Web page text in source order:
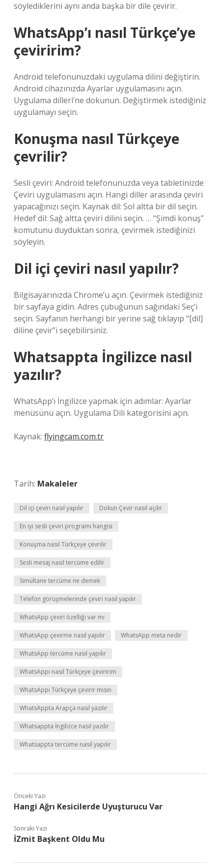
söylediklerini aynı anda başka bir dile çevirir.
WhatsApp’ı nasıl Türkçe’ye
çeviririm?
Android telefonunuzdaki uygulama dilini değiştirin.
Android cihazınızda Ayarlar uygulamasını açın.
Uygulama dilleri’ne dokunun. Değiştirmek istediğiniz
uygulamayı seçin.
Konuşma nasıl Türkçeye
çevrilir?
Sesli çeviri: Android telefonunuzda veya tabletinizde
Çeviri uygulamasını açın. Hangi diller arasında çeviri
yapacağınızı seçin. Kaynak dil: Sol altta bir dil seçin.
Hedef dil: Sağ altta çeviri dilini seçin. … “Şimdi konuş”
komutunu duyduktan sonra, çevirmek istediğinizi
söyleyin.
Dil içi çeviri nasıl yapılır?
Bilgisayarınızda Chrome’u açın. Çevirmek istediğiniz
bir sayfaya gidin. Adres çubuğunun sağındaki Seç’i
seçin. Sayfanın herhangi bir yerine sağ tıklayıp “[dil]
diline çevir”i seçebilirsiniz.
Whatsappta İngilizce nasıl
yazılır?
WhatsApp’ı İngilizce yapmak için adımlar: Ayarlar
menüsünü açın. Uygulama Dili kategorisini açın.
Kaynak: flyingcam.com.tr
Tarih: Makaleler
Dil içi çeviri nasıl yapılır Dokun Çevir nasıl açılır
En iyi sesli çeviri programı hangisi
Konuşma nasıl Türkçeye çevrilir
Sesli mesaj nasıl tercüme edilir
Simültane tercüme ne demek
Telefon görüşmelerinde çeviri nasıl yapılır
WhatsApp çeviri özelliği var mı
WhatsApp çevirme nasıl yapılır WhatsApp meta nedir
WhatsApp tercüme nasıl yapılır
WhatsAppı nasıl Türkçeye çeviririm
WhatsAppı Türkçeye çevirir misin
WhatsAppta Arapça nasıl yazılır
Whatsappta İngilizce nasıl yazılır
Whatsappta tercüme nasıl yapılır
Önceki Yazı
Hangi Ağrı Kesicilerde Uyuşturucu Var
Sonraki Yazı
İZmit Başkent Oldu Mu